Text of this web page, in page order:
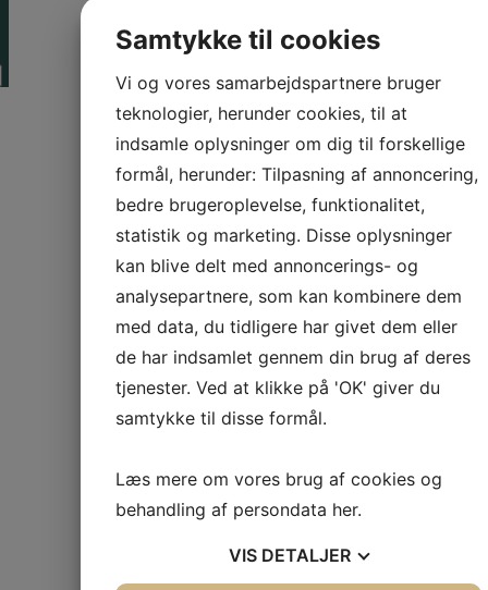
Nyheder
Om Rønnow
Bæredygtig
Publikationer &
Kontakt
Job
Søg
Søg
Samtykke til cookies
Vi og vores samarbejdspartnere bruger
teknologier, herunder cookies, til at
indsamle oplysninger om dig til forskellige
formål, herunder: Tilpasning af annoncering,
bedre brugeroplevelse, funktionalitet,
statistik og marketing. Disse oplysninger
kan blive delt med annoncerings- og
analysepartnere, som kan kombinere dem
med data, du tidligere har givet dem eller
de har indsamlet gennem din brug af deres
tjenester. Ved at klikke på 'OK' giver du
samtykke til disse formål.
Læs mere om vores brug af cookies og
behandling af persondata her.
VIS DETALJER